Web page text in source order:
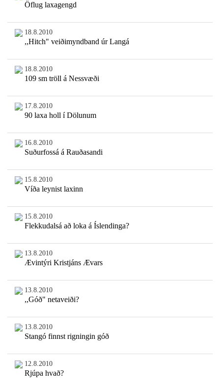
Öflug laxagengd
18.8.2010
,,Hitch" veiðimyndband úr Langá
18.8.2010
109 sm tröll á Nessvæði
17.8.2010
90 laxa holl í Dölunum
16.8.2010
Suðurfossá á Rauðasandi
15.8.2010
Víða leynist laxinn
15.8.2010
Flekkudalsá að loka á Íslendinga?
13.8.2010
Ævintýri Kristjáns Ævars
13.8.2010
,,Góð" netaveiði?
13.8.2010
Stangó finnst rigningin góð
12.8.2010
Rjúpa hvað?